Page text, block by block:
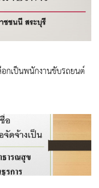
กเป็นพนักงานขับรถยนต์